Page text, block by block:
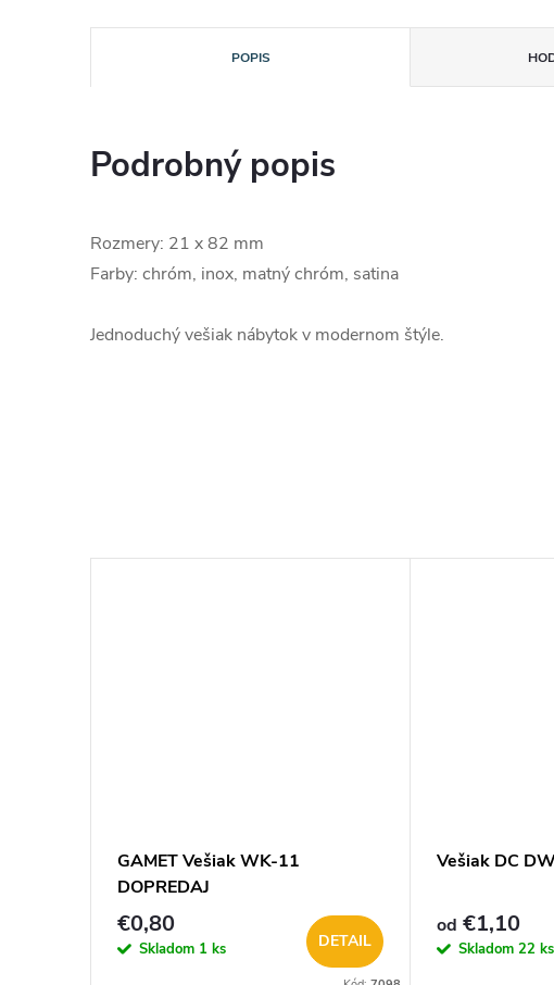
POPIS
Podrobný popis
Rozmery: 21 x 82 mm
Farby: chróm, inox, matný chróm, satina
Jednoduchý vešiak nábytok v modernom štýle.
GAMET Vešiak WK-11
DOPREDAJ
€0,80
Skladom 1 ks DETAIL
Vešiak DC
od €1,10
Skladom 22 ks